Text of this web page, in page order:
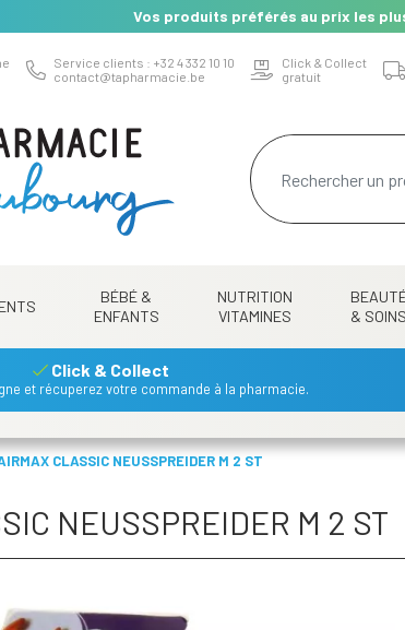
Vos produits préférés au prix les
Service clients : +32 4 332 10 10
contact@tapharmacie.be
Click & Collect
gratuit
BÉBÉ &
ENFANTS
NUTRITION
VITAMINES
& SOINS
Click & Collect
et récuperez votre commande à la pharmacie.
CLASSIC NEUSSPREIDER M 2 ST
NEUSSPREIDER M 2 ST